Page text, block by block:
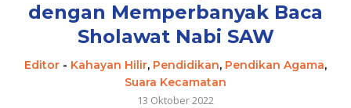
dengan Memperbanyak Baca
Sholawat Nabi SAW
Editor - Kahayan Hilir, Pendidikan, Pendikan Agama,
Suara Kecamatan
13 Oktober 2022